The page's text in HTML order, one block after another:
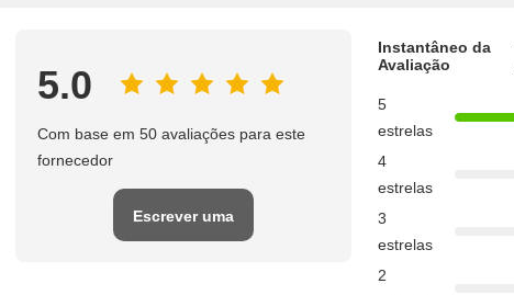
5.0
Com base em 50 avaliações para este
fornecedor
Escrever uma
Instantâneo da
Avaliação
5
estrelas
4
estrelas
3
estrelas
2